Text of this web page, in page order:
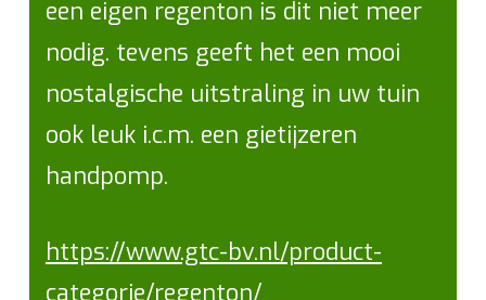
een eigen regenton is dit niet meer
nodig. tevens geeft het een mooi
nostalgische uitstraling in uw tuin
ook leuk i.c.m. een gietijzeren
handpomp.
https://www.gtc-bv.nl/product-
categorie/regenton/